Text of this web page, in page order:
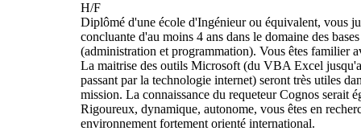
H/F
Diplômé d'une école d'Ingénieur ou équivalent, vous
concluante d'au moins 4 ans dans le domaine des
(administration et programmation). Vous êtes familier
La maitrise des outils Microsoft (du VBA Excel
passant par la technologie internet) seront très utiles
mission. La connaissance du requeteur Cognos serait
Rigoureux, dynamique, autonome, vous êtes en
environnement fortement orienté international.